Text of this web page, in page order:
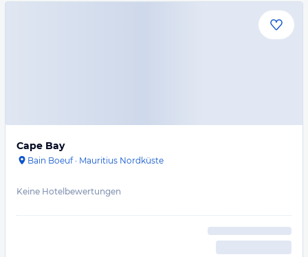
Cape Bay
Bain Boeuf· Mauritius Nordküste
Keine Hotelbewertungen